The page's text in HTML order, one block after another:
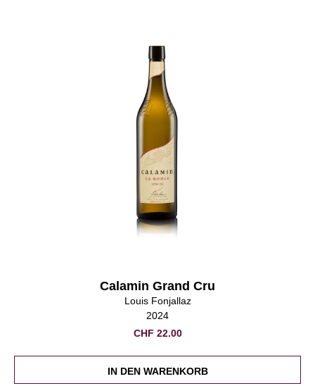
Calamin Grand Cru
Louis Fonjallaz
2024
CHF 22.00
IN DEN WARENKORB